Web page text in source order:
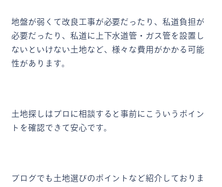
地盤が弱くて改良工事が必要だったり、私道負担が
必要だったり、私道に上下水道管・ガス管を設置し
ないといけない土地など、様々な費用がかかる可能
性があります。
土地探しはプロに相談すると事前にこういうポイン
トを確認できて安心です。
ブログでも土地選びのポイントなど紹介しておりま